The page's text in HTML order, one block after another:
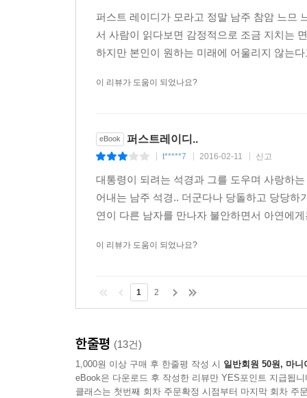
퍼스트 레이디가 모라고 정말 남주 참암 느므
서 사람이 읽다보면 감정적으로 조금 지치는
하지만 본인이 원하는 미래에 어울리지 않는
이 리뷰가 도움이 되었나요?
eBook 퍼스트레이디..
t*****7 2016-02-11 신고
대통령이 되려는 석경과 그를 도우며 사랑하
어내는 남주 석경.. 더군다나 당돌하고 당당
연이 다른 남자를 만나자 불안하면서 아연에
이 리뷰가 도움이 되었나요?
1 2
한줄평 (13건)
1,000원 이상 구매 후 한줄평 작성 시 일반회원 50원, 마니
eBook은 다운로드 후 작성한 리뷰만 YES포인트 지급됩니
클래스는 첫번째 회차 주문확정 시점부터 마지막 회차 주